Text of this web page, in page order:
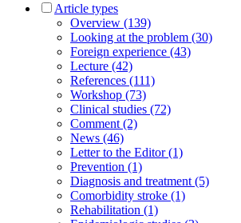
Article types
Overview (139)
Looking at the problem (30)
Foreign experience (43)
Lecture (42)
References (111)
Workshop (73)
Clinical studies (72)
Comment (2)
News (46)
Letter to the Editor (1)
Prevention (1)
Diagnosis and treatment (5)
Comorbidity stroke (1)
Rehabilitation (1)